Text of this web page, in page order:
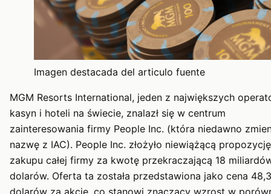
Imagen destacada del articulo fuente
MGM Resorts International, jeden z największych
kasyn i hoteli na świecie, znalazł się w centrum
zainteresowania firmy People Inc. (która niedawno
nazwę z IAC). People Inc. złożyło niewiążącą propozycję
zakupu całej firmy za kwotę przekraczającą 18
dolarów. Oferta ta została przedstawiona jako cena